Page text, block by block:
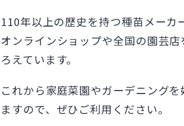
110年以上の歴史を持つ種苗メーカ
オンラインショップや全国の園芸
ろえています。
これから家庭菜園やガーデニング
ますので、ぜひご利用ください。